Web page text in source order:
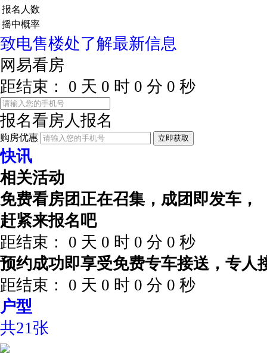
报名人数
摇中概率
致电售楼处了解最新信息
网易看房
距结束：
0 天 0 时 0 分 0 秒
报名看房人报名
购房优惠 立即获取
快讯
相关活动
免费看房团正在召集，成团即发车，
赶紧来报名吧
距结束：
0 天 0 时 0 分 0 秒
预约成功即享受免费专车接送，专人
距结束：
0 天 0 时 0 分 0 秒
户型
共21张